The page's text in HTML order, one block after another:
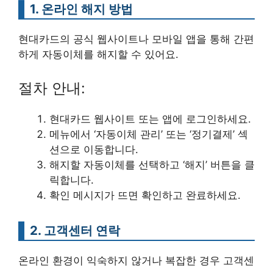
1. 온라인 해지 방법
현대카드의 공식 웹사이트나 모바일 앱을 통해 간편
하게 자동이체를 해지할 수 있어요.
절차 안내:
현대카드 웹사이트 또는 앱에 로그인하세요.
메뉴에서 ‘자동이체 관리’ 또는 ‘정기결제’ 섹
션으로 이동합니다.
해지할 자동이체를 선택하고 ‘해지’ 버튼을 클
릭합니다.
확인 메시지가 뜨면 확인하고 완료하세요.
2. 고객센터 연락
온라인 환경이 익숙하지 않거나 복잡한 경우 고객센